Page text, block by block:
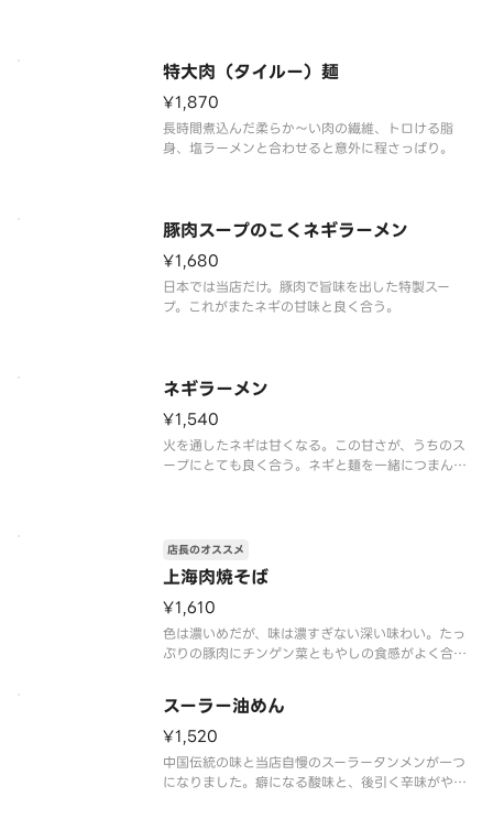
特大肉（タイルー）麺
¥1,870
長時間煮込んだ柔らか～い肉の繊維、トロける脂
身、塩ラーメンと合わせると意外に程さっぱり。
豚肉スープのこくネギラーメン
¥1,680
日本では当店だけ。豚肉で旨味を出した特製スー
プ。これがまたネギの甘味と良く合う。
ネギラーメン
¥1,540
火を通したネギは甘くなる。この甘さが、うちのス
ープにとても良く合う。ネギと麺を一緒につまんで
上海肉焼そば
店長のオススメ
¥1,610
色は濃いめだが、味は濃すぎない深い味わい。たっ
ぷりの豚肉にチンゲン菜ともやしの食感がよく合
スーラー油めん
¥1,520
中国伝統の味と当店自慢のスーラータンメンが一つ
になりました。癖になる酸味と、後引く辛味がやみ